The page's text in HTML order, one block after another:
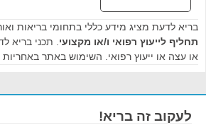
בריא לדעת מציג מידע כללי בתחומי בריאות
תחליף לייעוץ רפואי ו/או מקצועי . תכני בריא
או עצה או ייעוץ רפואי. השימוש באתר
לעקוב זה בריא!